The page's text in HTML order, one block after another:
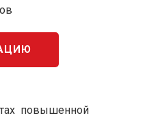
повышенной